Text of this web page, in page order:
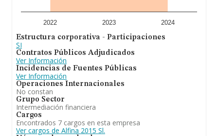
constitución es de 8 años.
la participación en toda clase de empresas mediante la
suscrición, asunción o adquisición de sus títulos o
valores. b. la gestión y administración de dichas
participaciones por cuenta propia. c. los servicios de
administración y asesoramiento a las empresas
participadas y otros. Se ha posicionado más abajo en el
ranking de sectores frente al 2023. Frente al 2023, en el
ranking nacional, de todas las empresas en España, la
empresa ha retrocedido.
2022 2023 2024
Estructura corporativa - Participaciones
SI
Contratos Públicos Adjudicados
Ver Información
Incidencias de Fuentes Públicas
Ver Información
Operaciones Internacionales
No constan
Grupo Sector
Intermediación financiera
Cargos
Encontrados 7 cargos en esta empresa
Ver cargos de Alfina 2015 Sl.